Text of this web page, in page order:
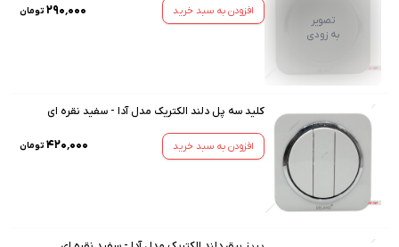
تصویر
به زودی
افزودن به سبد خرید ۲۹۰٬۰۰۰ تومان
کلید سه پل دلند الکتریک مدل آدا - سفید نقره ای
افزودن به سبد خرید ۴۲۰٬۰۰۰ تومان